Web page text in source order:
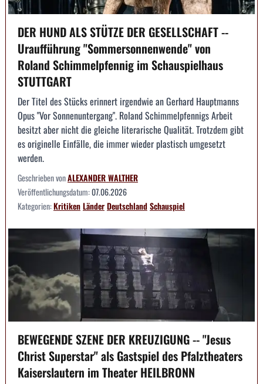
DER HUND ALS STÜTZE DER GESELLSCHAFT --
Uraufführung "Sommersonnenwende" von
Roland Schimmelpfennig im Schauspielhaus
STUTTGART
Der Titel des Stücks erinnert irgendwie an Gerhard Hauptmanns
Opus "Vor Sonnenuntergang". Roland Schimmelpfennigs Arbeit
besitzt aber nicht die gleiche literarische Qualität. Trotzdem gibt
es originelle Einfälle, die immer wieder plastisch umgesetzt
werden.
Geschrieben vonALEXANDER WALTHER
Veröffentlichungsdatum:07.06.2026
Kategorien:KritikenLänderDeutschlandSchauspiel
BEWEGENDE SZENE DER KREUZIGUNG -- "Jesus
Christ Superstar" als Gastspiel des Pfalztheaters
Kaiserslautern im Theater HEILBRONN